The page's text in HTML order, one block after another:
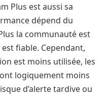
Plus est aussi sa
dépend du
la communauté est
fiable. Cependant,
est moins utilisée, les
logiquement moins
d’alerte tardive ou